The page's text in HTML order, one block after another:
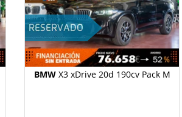
BMWX3 xDrive 20d 190cv Pack M